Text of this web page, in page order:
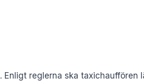
reglerna ska taxichauffören